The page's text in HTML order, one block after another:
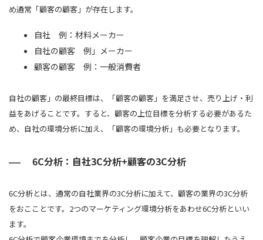
め通常「顧客の顧客」が存在します。
自社 例：材料メーカー
自社の顧客 例」メーカー
顧客の顧客 例：一般消費者
自社の顧客」の最終目標は、「顧客の顧客」を満足させ、売り上げ・利
益をあげることです。すると、顧客の上位目標を分析する必要があるた
め、自社の環境分析に加え、「顧客の環境分析」も必要となります。
6C分析：自社3C分析+顧客の3C分析
6C分析とは、通常の自社業界の3C分析に加えて、顧客の業界の3C分析
をおこことです。2つのマーケティング環境分析をあわせ6C分析といい
ます。